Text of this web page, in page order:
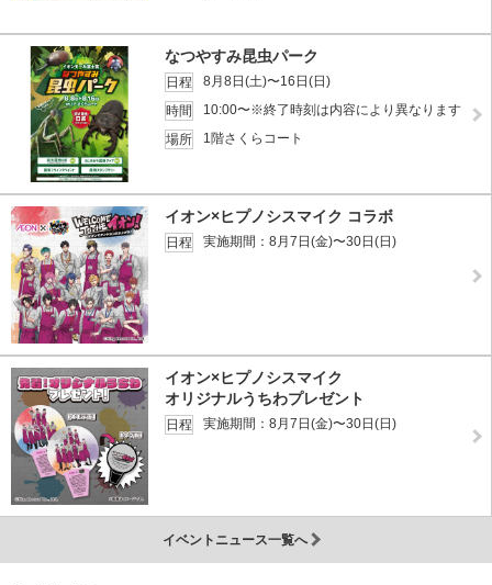
なつやすみ昆虫パーク
日程
8月8日(土)〜16日(日)
時間
10:00〜※終了時刻は内容により異なります
場所
1階さくらコート
イオン×ヒプノシスマイク コラボ
日程 実施期間：8月7日(金)〜30日(日)
イオン×ヒプノシスマイク
オリジナルうちわプレゼント
日程 実施期間：8月7日(金)〜30日(日)
イベントニュース一覧へ